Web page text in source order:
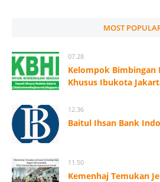
MOST
07.28
Kelompok Bimbingan
Khusus Ibukota
12.36
Baitul Ihsan Bank
11.50
Kemenhaj Temukan